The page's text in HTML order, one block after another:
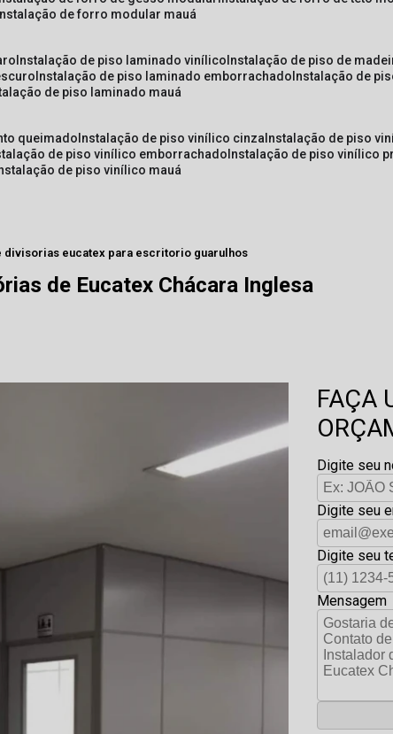
instalação de forro modular mauá
instalação de piso laminado vinílico instalação de piso de
instalação de piso laminado emborrachado instalação de
de piso laminado mauá
queimado instalação de piso vinílico cinza instalação de piso
de piso vinílico emborrachado instalação de piso vinílico
de piso vinílico mauá
divisorias eucatex para escritorio guarulhos
de Eucatex Chácara Inglesa
FAÇA
Digite seu
Digite seu
Digite seu
Mensagem